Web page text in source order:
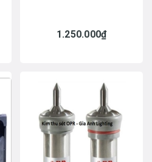
1.250.000₫